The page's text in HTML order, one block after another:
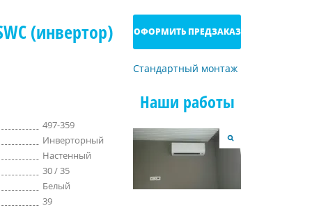
(инвертор)
497-359
Инверторный
Настенный
30 / 35
Белый
39
ОФОРМИТЬ ПРЕДЗАКАЗ
Стандартный монтаж
Наши работы